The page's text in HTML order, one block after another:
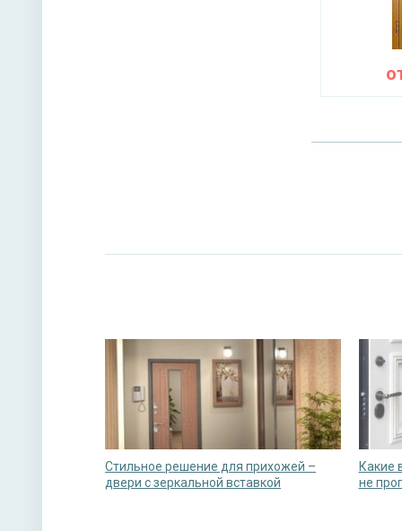
Стильное решение для прихожей –
двери с зеркальной вставкой
Какие
не